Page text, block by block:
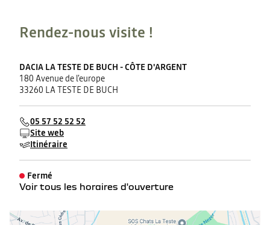
Rendez-nous visite !
DACIA LA TESTE DE BUCH - CÔTE D'ARGENT
180 Avenue de l'europe
33260 LA TESTE DE BUCH
05 57 52 52 52
Site web
Itinéraire
Fermé
Voir tous les horaires d'ouverture
mardi
08:00 - 12:0014:00 - 18:30
mercredi
08:00 - 12:00 14:00 - 18:30